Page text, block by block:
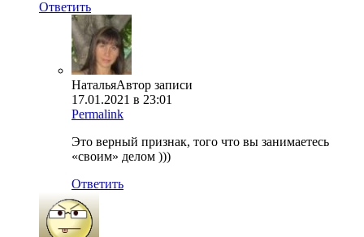
Ответить
НатальяАвтор записи
17.01.2021 в 23:01
Permalink
Это верный признак, того что вы занимаетесь
«своим» делом )))
Ответить